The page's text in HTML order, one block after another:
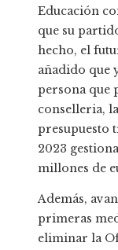
Educación
que su
hecho, el
añadido que
persona que
conselleria,
presupuesto
2023
millones de
Además,
primeras
eliminar la